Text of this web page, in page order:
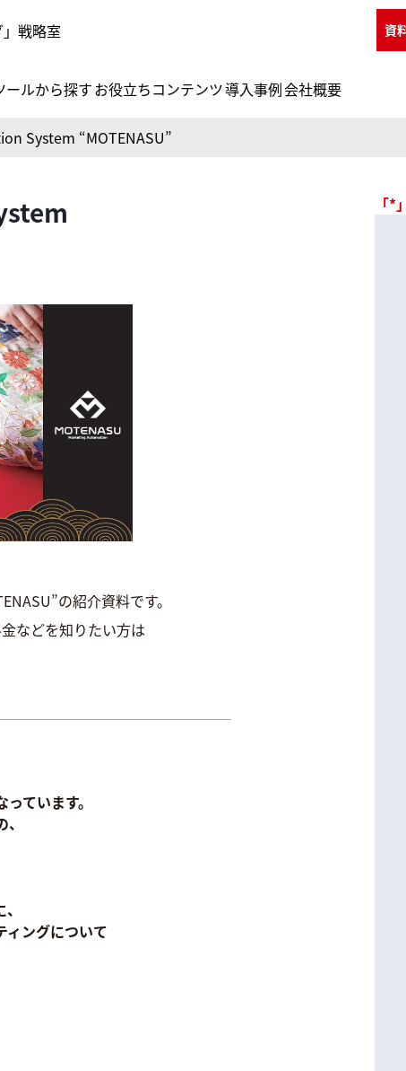
」戦略室 資
ールから探すお役立ちコンテンツ導入事例会社概要
System “MOTENASU”
の紹介資料です。
などを知りたい方は
ています。
ィングについて
「